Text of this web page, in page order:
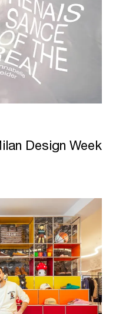
Design Week